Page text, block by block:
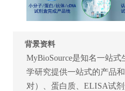
背景资料
MyBioSource是知名一站
学研究提供一站式的产品
对）、蛋白质、ELISA试